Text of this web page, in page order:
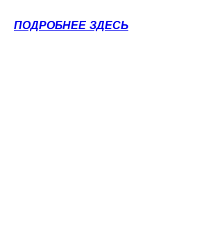
ПОДРОБНЕЕ ЗДЕСЬ